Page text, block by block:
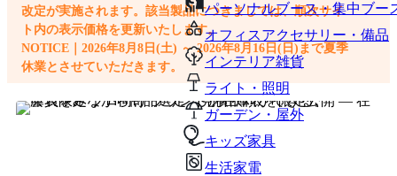
パーソナルブース・集中ブー
オフィスアクセサリー・備品
インテリア雑貨
ライト・照明
ガーデン・屋外
キッズ家具
生活家電
改定が実施されます。該当製品につきましては、順次サイ
ト内の表示価格を更新いたします。
NOTICE｜2026年8月8日(土) ～ 2026年8月16日(日)まで夏季
休業とさせていただきます。